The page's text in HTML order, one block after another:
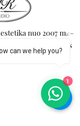
nuo 2007 m. –
dizaino ir gamybos
can we help you?
1